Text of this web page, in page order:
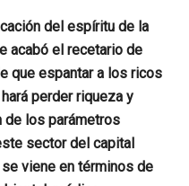
del espíritu de la
acabó el recetario de
que espantar a los ricos
perder riqueza y
de los parámetros
sector del capital
viene en términos de